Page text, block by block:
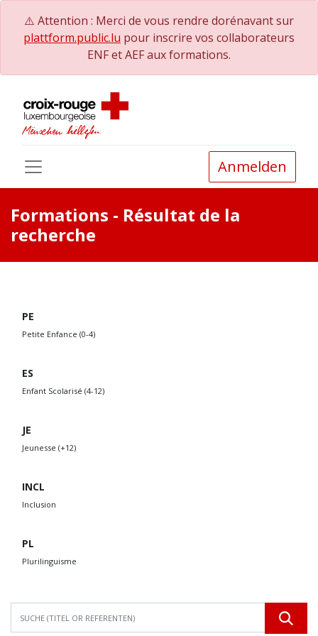
⚠️ Attention : Merci de vous rendre dorénavant sur
plattform.public.lu pour inscrire vos collaborateurs
ENF et AEF aux formations.
Anmelden
Formations - Résultat de la
recherche
PE
Petite Enfance (0-4)
ES
Enfant Scolarisé (4-12)
JE
Jeunesse (+12)
INCL
Inclusion
PL
Plurilinguisme